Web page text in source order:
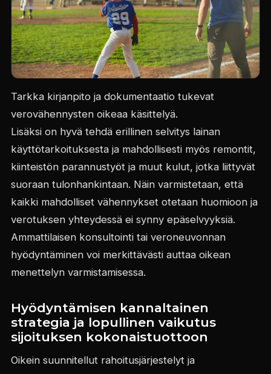
Tarkka kirjanpito ja dokumentaatio tukevat
verovähennysten oikeaa käsittelyä.
Lisäksi on hyvä tehdä erillinen selvitys lainan
käyttötarkoituksesta ja mahdollisesti myös remontit,
kiinteistön parannustyöt ja muut kulut, jotka liittyvät
suoraan tulonhankintaan. Näin varmistetaan, että
kaikki mahdolliset vähennykset otetaan huomioon ja
verotuksen yhteydessä ei synny epäselvyyksiä.
Ammattilaisen konsultointi tai veroneuvonnan
hyödyntäminen voi merkittävästi auttaa oikean
menettelyn varmistamisessa.
Hyödyntämisen kannaltainen
strategia ja lopullinen vaikutus
sijoituksen kokonaistuottoon
Oikein suunnitellut rahoitusjärjestelyt ja